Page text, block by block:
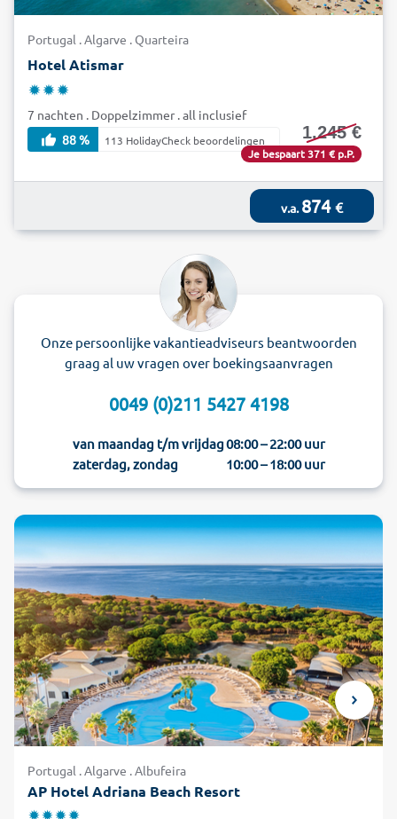
Portugal . Algarve . Quarteira
Hotel Atismar
7 nachten . Doppelzimmer . all inclusief
88 %
113 HolidayCheck beoordelingen 1.245 €
Je bespaart 371 € p.P.
v.a.874 €
Onze persoonlijke vakantieadviseurs beantwoorden
graag al uw vragen over boekingsaanvragen
0049 (0)211 5427 4198
van maandag t/m vrijdag08:00 – 22:00 uur
zaterdag, zondag
10:00 – 18:00 uur
Portugal . Algarve . Albufeira
AP Hotel Adriana Beach Resort